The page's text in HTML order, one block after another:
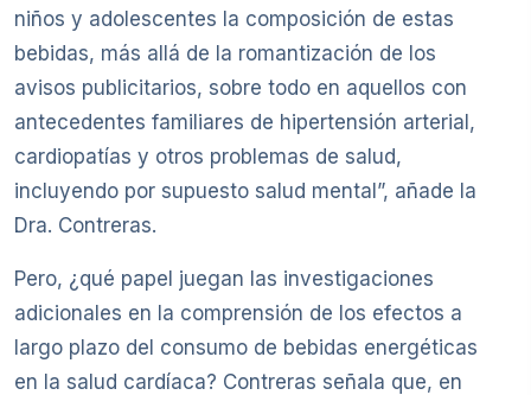
niños y adolescentes la composición de estas
bebidas, más allá de la romantización de los
avisos publicitarios, sobre todo en aquellos con
antecedentes familiares de hipertensión arterial,
cardiopatías y otros problemas de salud,
incluyendo por supuesto salud mental”, añade la
Dra. Contreras.
Pero, ¿qué papel juegan las investigaciones
adicionales en la comprensión de los efectos a
largo plazo del consumo de bebidas energéticas
en la salud cardíaca? Contreras señala que, en